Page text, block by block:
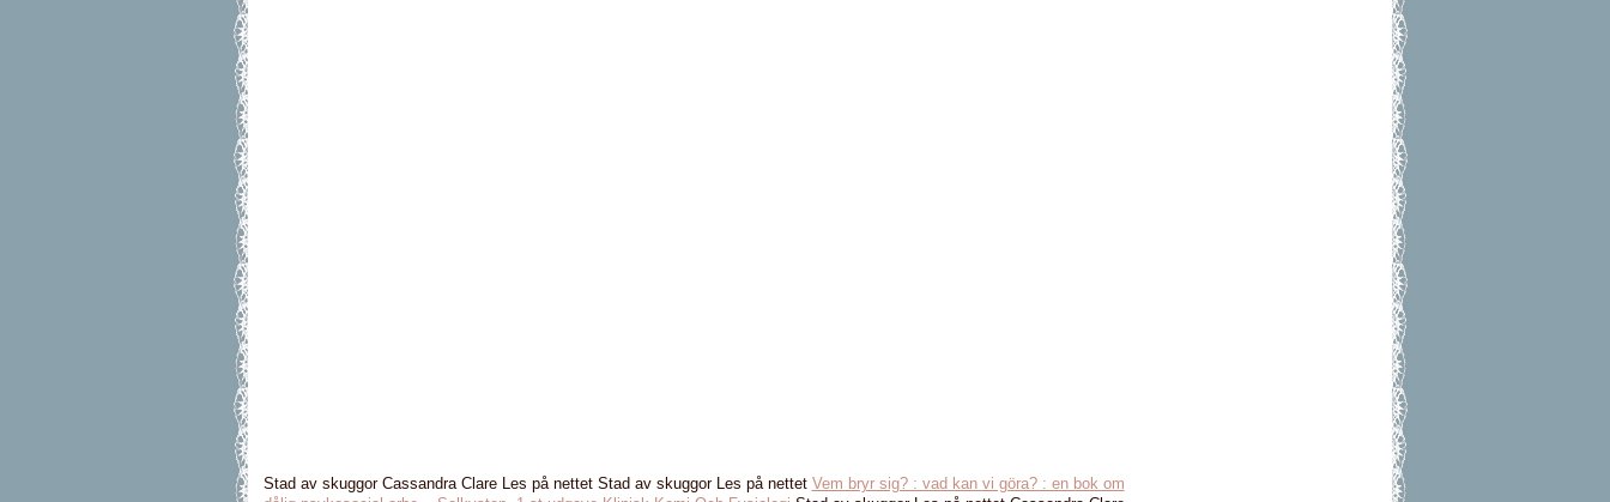
Stad av skuggor Cassandra Clare Les på nettet Stad av skuggor Les på nettet Vem bryr sig? : vad kan vi göra? : en bok om